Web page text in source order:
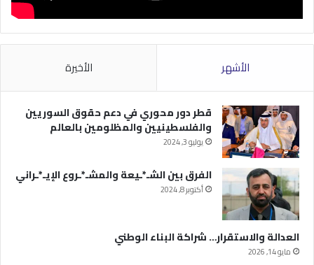
الأشهر الأخيرة
قطر دور محوري في دعم حقوق السوريين
والفلسطينيين والمظلومين بالعالم
يوليو 3, 2024
الفرق بين الشـ*ـيعة والمشـ*ـروع الإيـ*ـراني
أكتوبر 8, 2024
العدالة والاستقرار… شراكة البناء الوطني
مايو 14, 2026